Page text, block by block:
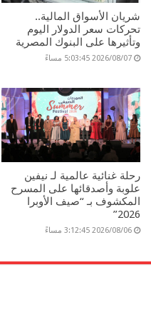
شريان الأسواق المالية..
تحركات سعر الدولار اليوم
وتأثيرها على البنوك المصرية
2026/08/07 5:03:45 مساءً
رحلة غنائية عالمية لـ نيفين
علوبة وأصدقائها على المسرح
المكشوف بـ “صيف الأوبرا
2026”
2026/08/06 3:12:45 مساءً